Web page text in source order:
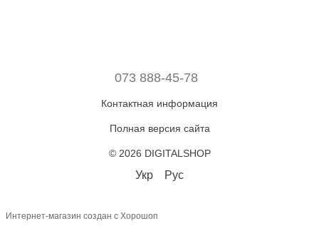
073 888-45-78
Контактная информация
Полная версия сайта
© 2026 DIGITALSHOP
Укр Рус
Интернет-магазин создан с Хорошоп